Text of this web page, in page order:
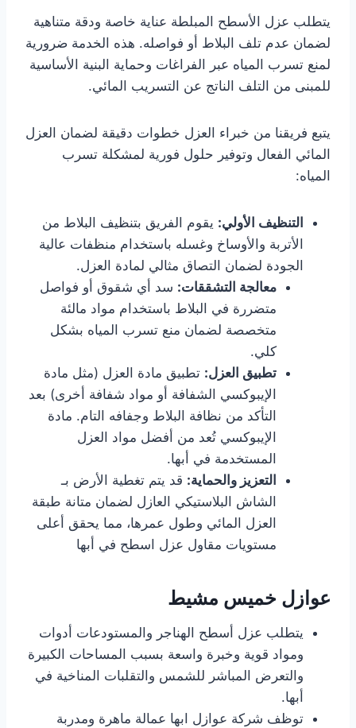
يتطلب عزل الأسطح المبلطة عناية خاصة ودقة متناهية
لضمان عدم تلف البلاط أو فواصله. هذه الخدمة ضرورية
لمنع تسرب المياه عبر الفراغات وحماية البنية الأساسية
للمبنى من التلف الناتج عن التسريب المائي.
يتبع فريقنا من خبراء العزل خطوات دقيقة لضمان العزل
المائي الفعال وتوفير حلول فورية لمشكلة تسرب
المياه:
التنظيف الأولي: يقوم الفريق بتنظيف البلاط من
الأتربة والأوساخ وغسله باستخدام منظفات عالية
الجودة لضمان التصاق مثالي لمادة العزل.
معالجة التشققات: سد أي شقوق أو فواصل
متضررة في البلاط باستخدام مواد مالئة
متخصصة لضمان منع تسرب المياه بشكل
كلي.
تطبيق العزل: تطبيق مادة العزل (مثل مادة
الإيبوكسي الشفافة أو مواد شفافة أخرى) بعد
التأكد من نظافة البلاط وجفافه التام. مادة
الإيبوكسي تُعد من أفضل مواد العزل
المستخدمة في أبها.
التعزيز والحماية: قد يتم تغطية الأرض بـ
الشاش البلاستيكي العازل لضمان متانة طبقة
العزل المائي وطول عمرها، مما يحقق أعلى
مستويات مقاول عزل اسطح في أبها
عوازل خميس مشيط
يتطلب عزل أسطح الهناجر والمستودعات أدوات
ومواد قوية وخبرة واسعة بسبب المساحات الكبيرة
والتعرض المباشر للشمس والتقلبات المناخية في
أبها.
توظف شركة عوازل ابها عمالة ماهرة ومدربة